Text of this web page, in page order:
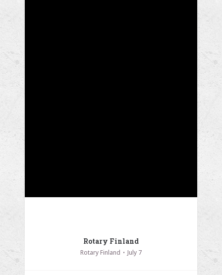
Rotary Finland
Rotary Finland July 7